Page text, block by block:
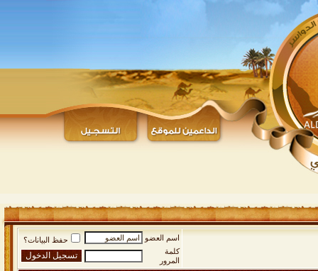
اسم العضو
حفظ البيانات؟
كلمة
المرور